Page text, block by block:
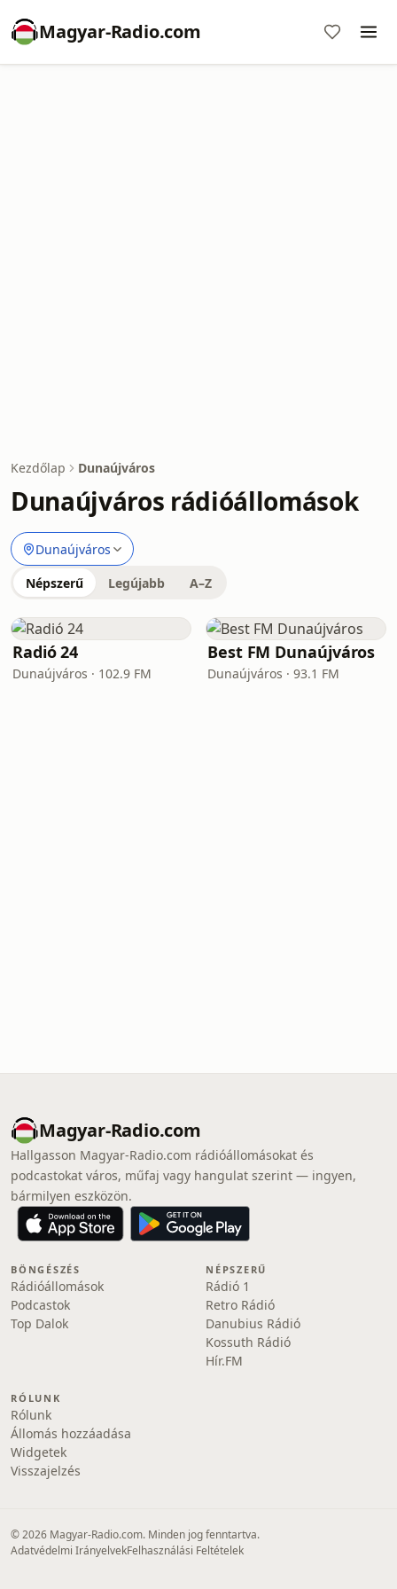
Magyar-Radio.com
Kezdőlap Dunaújváros
Dunaújváros rádióállomások
Dunaújváros
Népszerű Legújabb A–Z
Radió 24
Dunaújváros · 102.9 FM
Best FM Dunaújváros
Dunaújváros · 93.1 FM
Magyar-Radio.com
Hallgasson Magyar-Radio.com rádióállomásokat és
podcastokat város, műfaj vagy hangulat szerint — ingyen,
bármilyen eszközön.
BÖNGÉSZÉS
Rádióállomások
Podcastok
Top Dalok
NÉPSZERŰ
Rádió 1
Retro Rádió
Danubius Rádió
Kossuth Rádió
Hír.FM
RÓLUNK
Rólunk
Állomás hozzáadása
Widgetek
Visszajelzés
© 2026 Magyar-Radio.com. Minden jog fenntartva.
Adatvédelmi IrányelvekFelhasználási Feltételek